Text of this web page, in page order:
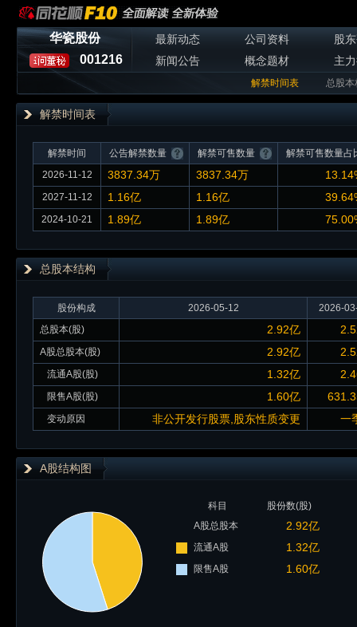
华瓷股份
001216
最新动态 公司资料
股
新闻公告
概念题材 主
解禁时间表 总股本
解禁时间表
解禁时间 公告解禁数量 解禁可售数量
解禁可售数量占
2026-11-12
3837.34万 3837.34万
2027-11-12 1.16亿 1.16亿
2024-10-21 1.89亿 1.89亿
总股本结构
股份构成 2026-05-12
2026-
总股本(股)
2.92亿
A股总股本(股) 2.92亿
流通A股(股) 1.32亿
限售A股(股) 1.60亿
变动原因 非公开发行股票,股东性质变更 一
A股结构图
科目
股份数(股)
A股总股本
2.92亿
流通A股 1.32亿
限售A股 1.60亿